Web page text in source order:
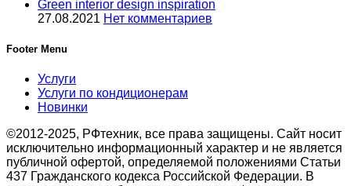
Green interior design inspiration
27.08.2021 Нет комментариев
Footer Menu
Услуги
Услуги по кондиционерам
Новинки
©2012-2025, РФтехник, все права защищены. Сайт носит
исключительно информационный характер и не является
публичной офертой, определяемой положениями Статьи
437 Гражданского кодекса Российской Федерации. В